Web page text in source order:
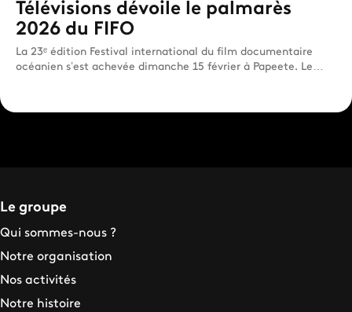
Télévisions dévoile le palmarès
2026 du FIFO
La 23ᵉ édition Festival international du film documentaire
océanien s’est achevée dimanche 15 février à Papeete. Le
Le groupe
Qui sommes-nous ?
Notre organisation
Nos activités
Notre histoire